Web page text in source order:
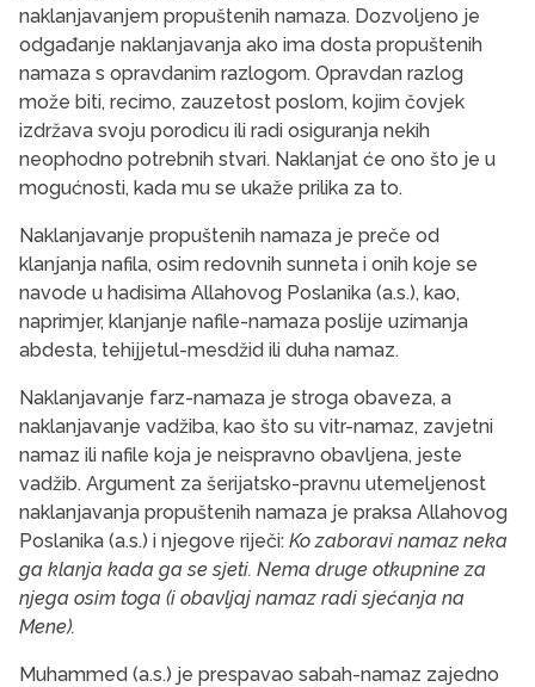
naklanjavanjem propuštenih namaza. Dozvoljeno je
odgađanje naklanjavanja ako ima dosta propuštenih
namaza s opravdanim razlogom. Opravdan razlog
može biti, recimo, zauzetost poslom, kojim čovjek
izdržava svoju porodicu ili radi osiguranja nekih
neophodno potrebnih stvari. Naklanjat će ono što je u
mogućnosti, kada mu se ukaže prilika za to.
Naklanjavanje propuštenih namaza je preče od
klanjanja nafila, osim redovnih sunneta i onih koje se
navode u hadisima Allahovog Poslanika (a.s.), kao,
naprimjer, klanjanje nafile-namaza poslije uzimanja
abdesta, tehijjetul-mesdžid ili duha namaz.
Naklanjavanje farz-namaza je stroga obaveza, a
naklanjavanje vadžiba, kao što su vitr-namaz, zavjetni
namaz ili nafile koja je neispravno obavljena, jeste
vadžib. Argument za šerijatsko-pravnu utemeljenost
naklanjavanja propuštenih namaza je praksa Allahovog
Poslanika (a.s.) i njegove riječi: Ko zaboravi namaz neka
ga klanja kada ga se sjeti. Nema druge otkupnine za
njega osim toga (i obavljaj namaz radi sjećanja na
Mene).
Muhammed (a.s.) je prespavao sabah-namaz zajedno